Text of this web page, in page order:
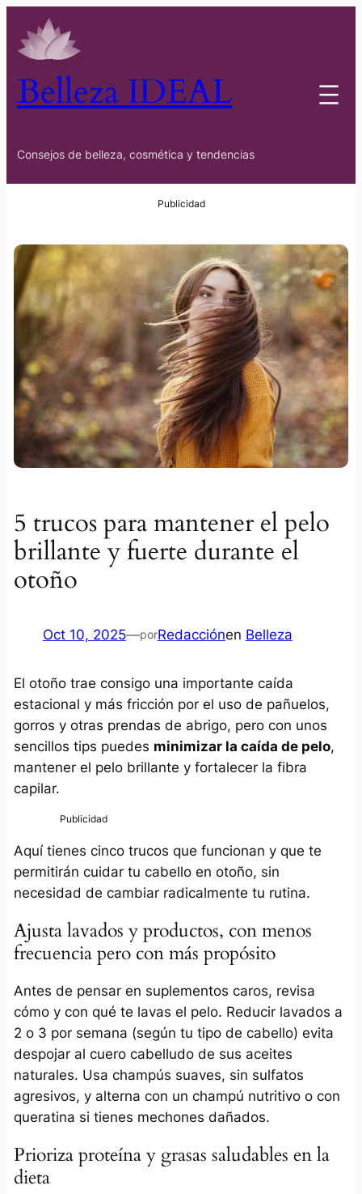
Belleza IDEAL
Consejos de belleza, cosmética y tendencias
5 trucos para mantener el pelo
brillante y fuerte durante el
otoño
Oct 10, 2025—porRedacciónen Belleza
El otoño trae consigo una importante caída
estacional y más fricción por el uso de pañuelos,
gorros y otras prendas de abrigo, pero con unos
sencillos tips puedes minimizar la caída de pelo,
mantener el pelo brillante y fortalecer la fibra
capilar.
Aquí tienes cinco trucos que funcionan y que te
permitirán cuidar tu cabello en otoño, sin
necesidad de cambiar radicalmente tu rutina.
Ajusta lavados y productos, con menos
frecuencia pero con más propósito
Antes de pensar en suplementos caros, revisa
cómo y con qué te lavas el pelo. Reducir lavados a
2 o 3 por semana (según tu tipo de cabello) evita
despojar al cuero cabelludo de sus aceites
naturales. Usa champús suaves, sin sulfatos
agresivos, y alterna con un champú nutritivo o con
queratina si tienes mechones dañados.
Prioriza proteína y grasas saludables en la
dieta